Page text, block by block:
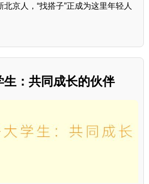
京人，“找搭子”正成为这里年轻人
生：共同成长的伙伴